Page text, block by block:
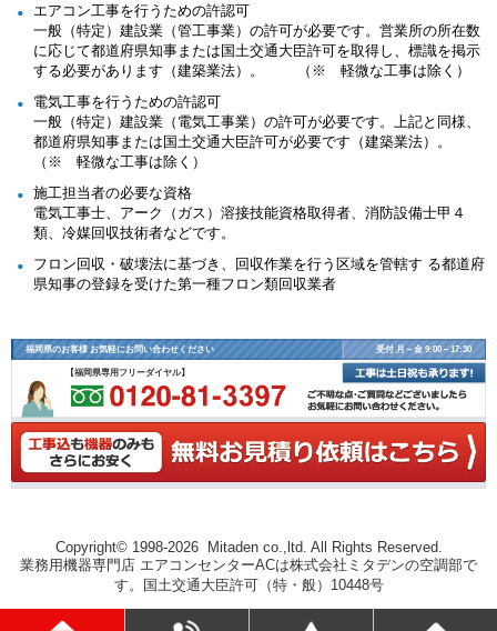
エアコン工事を行うための許認可
一般（特定）建設業（管工事業）の許可が必要です。営業所の所在数
に応じて都道府県知事または国土交通大臣許可を取得し、標識を掲示
する必要があります（建築業法）。 （※ 軽微な工事は除く）
電気工事を行うための許認可
一般（特定）建設業（電気工事業）の許可が必要です。上記と同様、
都道府県知事または国土交通大臣許可が必要です（建築業法）。
（※ 軽微な工事は除く）
施工担当者の必要な資格
電気工事士、アーク（ガス）溶接技能資格取得者、消防設備士甲４
類、冷媒回収技術者などです。
フロン回収・破壊法に基づき、回収作業を行う区域を管轄す る都道府
県知事の登録を受けた第一種フロン類回収業者
福岡県のお客様 お気軽にお問い合わせください 受付 月～金 9:00～17:30
【福岡県専用フリーダイヤル】
Copyright© 1998-2026 Mitaden co.,ltd. All Rights Reserved.
業務用機器専門店 エアコンセンターACは株式会社ミタデンの空調部で
す。国土交通大臣許可（特・般）10448号